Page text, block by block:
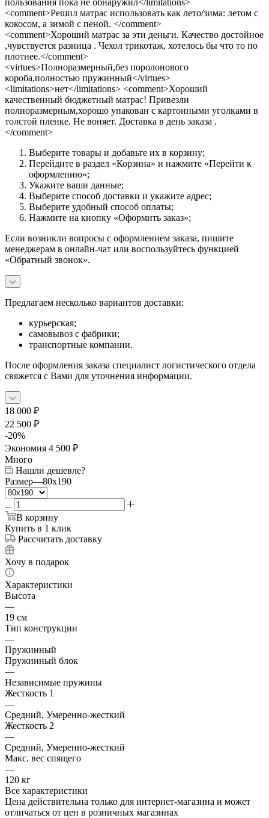
<comment>Решил матрас использовать как лето/зима: летом с
кокосом, а зимой с пеной. </comment>
<comment>Хороший матрас за эти деньги. Качество достойное
,чувствуется разница . Чехол трикотаж, хотелось бы что то по
плотнее.</comment>
<virtues>Полноразмерный,без поролонового
короба,полностью пружинный</virtues>
<limitations>нет</limitations> <comment>Хороший
качественный бюджетный матрас! Привезли
полноразмерным,хорошо упакован с картонными уголками в
толстой пленке. Не воняет. Доставка в день заказа .
</comment>
Выберите товары и добавьте их в корзину;
Перейдите в раздел «Корзина» и нажмите «Перейти к
оформлению»;
Укажите ваши данные;
Выберите способ доставки и укажите адрес;
Выберите удобный способ оплаты;
Нажмите на кнопку «Оформить заказ»;
Если возникли вопросы с оформлением заказа, пишите
менеджерам в онлайн-чат или воспользуйтесь функцией
«Обратный звонок».
Предлагаем несколько вариантов доставки:
курьерская;
самовывоз с фабрики;
транспортные компании.
После оформления заказа специалист логистического отдела
свяжется с Вами для уточнения информации.
18 000 ₽
22 500 ₽
-20%
Экономия 4 500 ₽
Много
Нашли дешевле?
Размер—80x190
В корзину
Купить в 1 клик
Рассчитать доставку
Хочу в подарок
Характеристики
Высота
—
19 см
Тип конструкции
—
Пружинный
Пружинный блок
—
Независимые пружины
Жесткость 1
—
Средний, Умеренно-жесткий
Жесткость 2
—
Средний, Умеренно-жесткий
Макс. вес спящего
—
120 кг
Все характеристики
Цена действительна только для интернет-магазина и может
отличаться от цен в розничных магазинах